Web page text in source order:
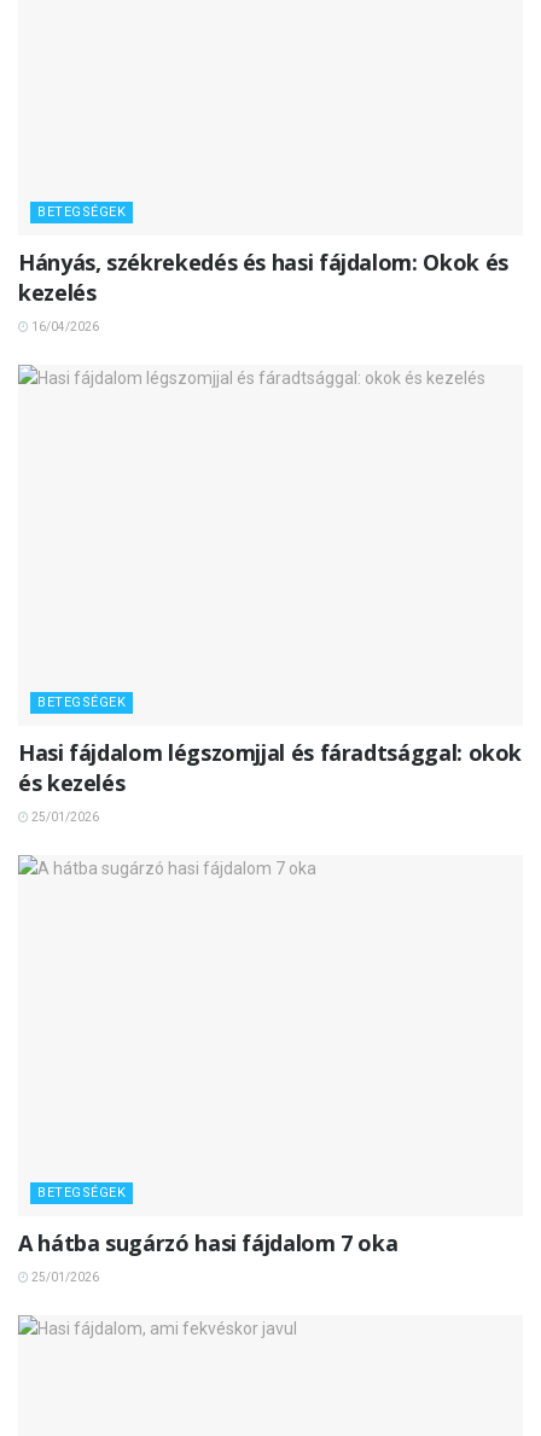
BETEGSÉGEK
Hányás, székrekedés és hasi fájdalom: Okok és
kezelés
16/04/2026
BETEGSÉGEK
Hasi fájdalom légszomjjal és fáradtsággal: okok
és kezelés
25/01/2026
BETEGSÉGEK
A hátba sugárzó hasi fájdalom 7 oka
25/01/2026